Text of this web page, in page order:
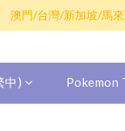
散卡買滿$100包平郵，
澳門/台灣/新加坡/馬
中) Pokemon